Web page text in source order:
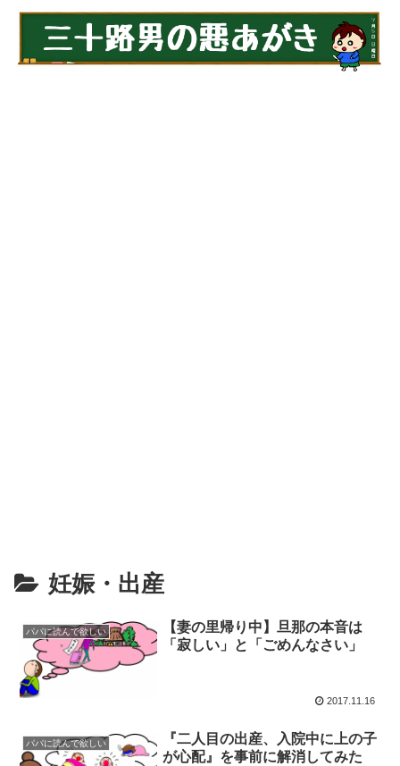
妊娠・出産
パパに読んで欲しい
【妻の里帰り中】旦那の本音は
「寂しい」と「ごめんなさい」
2017.11.16
パパに読んで欲しい
『二人目の出産、入院中に上の子
が心配』を事前に解消してみた